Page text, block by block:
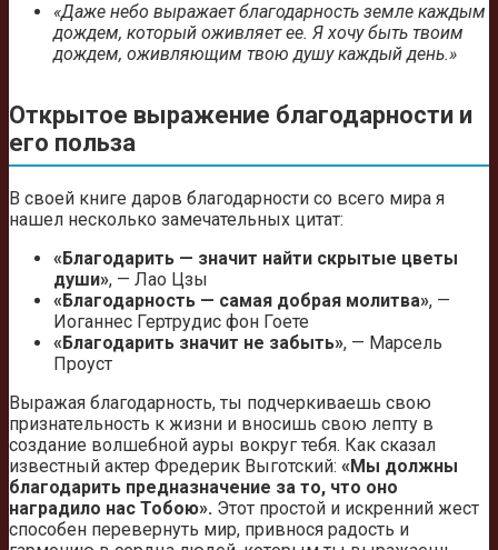
«Даже небо выражает благодарность земле каждым
дождем, который оживляет ее. Я хочу быть твоим
дождем, оживляющим твою душу каждый день.»
Открытое выражение благодарности и
его польза
В своей книге даров благодарности со всего мира я
нашел несколько замечательных цитат:
«Благодарить — значит найти скрытые цветы
души», — Лао Цзы
«Благодарность — самая добрая молитва», —
Иоганнес Гертрудис фон Гоете
«Благодарить значит не забыть», — Марсель
Проуст
Выражая благодарность, ты подчеркиваешь свою
признательность к жизни и вносишь свою лепту в
создание волшебной ауры вокруг тебя. Как сказал
известный актер Фредерик Выготский: «Мы должны
благодарить предназначение за то, что оно
наградило нас Тобою». Этот простой и искренний жест
способен перевернуть мир, привнося радость и